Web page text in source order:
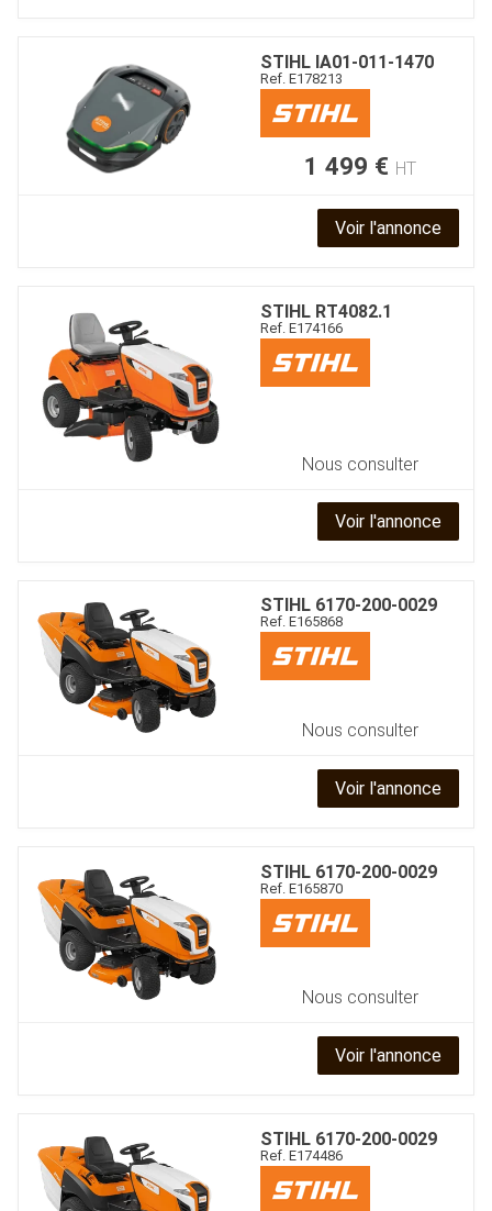
ESPACES VERTS
QUAD SSV UTV
PIECES DETACHEES
STIHL IA01-011-1470
Ref. E178213
1 499 € HT
Voir l'annonce
STIHL RT4082.1
Ref. E174166
Nous consulter
Voir l'annonce
STIHL 6170-200-0029
Ref. E165868
Nous consulter
Voir l'annonce
STIHL 6170-200-0029
Ref. E165870
Nous consulter
Voir l'annonce
STIHL 6170-200-0029
Ref. E174486